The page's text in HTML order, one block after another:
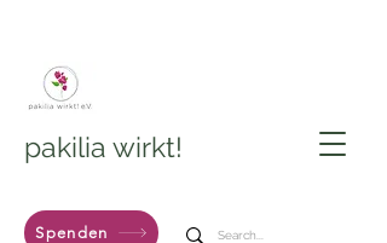
pakilia wirkt!
Spenden